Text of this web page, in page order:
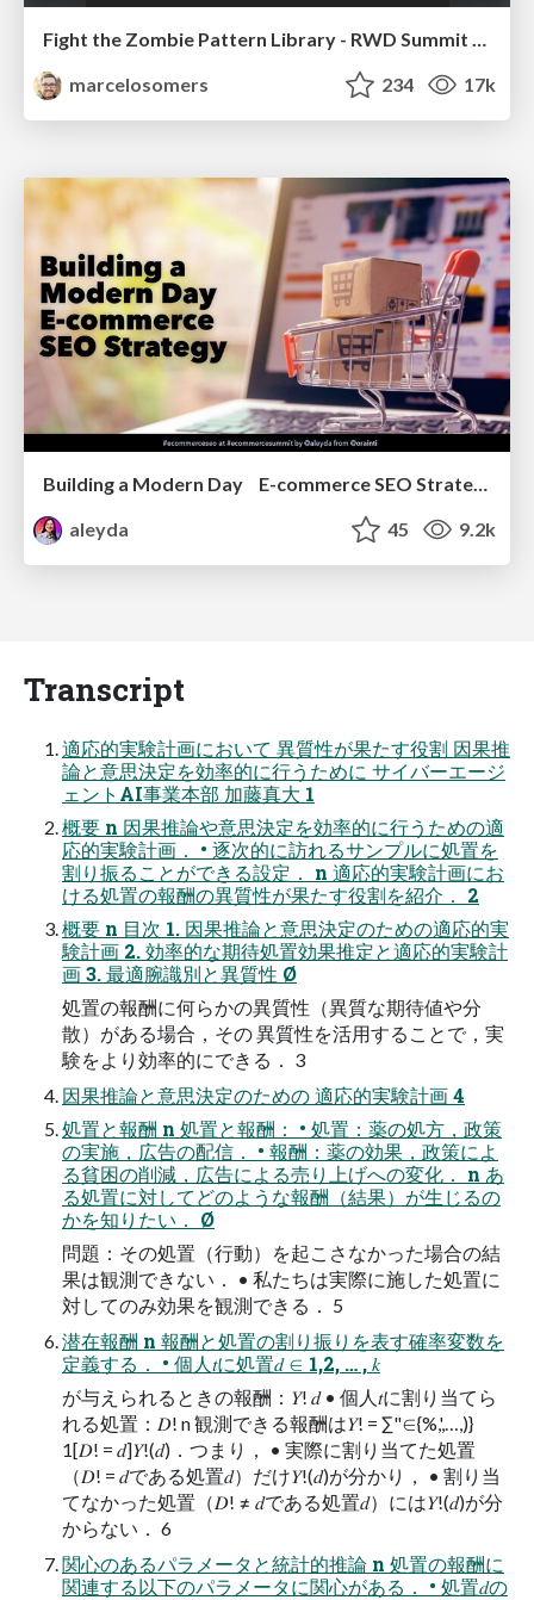
Fight the Zombie Pattern Library - RWD Summit 2016
marcelosomers
234 17k
aleyda
45 9.2k
Transcript
適応的実験計画において 異質性が果たす役割 因果推
論と意思決定を効率的に⾏うために サイバーエージ
ェントAI事業本部 加藤真大 1
概要 n 因果推論や意思決定を効率的に行うための適
応的実験計画． • 逐次的に訪れるサンプルに処置を
割り振ることができる設定． n 適応的実験計画にお
ける処置の報酬の異質性が果たす役割を紹介． 2
概要 n 目次 1. 因果推論と意思決定のための適応的実
験計画 2. 効率的な期待処置効果推定と適応的実験計
画 3. 最適腕識別と異質性 Ø
処置の報酬に何らかの異質性（異質な期待値や分
散）がある場合，その 異質性を活用することで，実
験をより効率的にできる． 3
因果推論と意思決定のための 適応的実験計画 4
処置と報酬 n 処置と報酬： • 処置：薬の処方，政策
の実施，広告の配信． • 報酬：薬の効果，政策によ
る貧困の削減，広告による売り上げへの変化． n あ
る処置に対してどのような報酬（結果）が生じるの
かを知りたい． Ø
問題：その処置（行動）を起こさなかった場合の結
果は観測できない． • 私たちは実際に施した処置に
対してのみ効果を観測できる． 5
潜在報酬 n 報酬と処置の割り振りを表す確率変数を
定義する． • 個人𝑡に処置𝑑 ∈ 1,2, … , 𝑘
が与えられるときの報酬：𝑌! 𝑑 • 個人𝑡に割り当てら
れる処置：𝐷! n 観測できる報酬は𝑌! = ∑"∈{%,',…,)}
1[𝐷! = 𝑑]𝑌!(𝑑)．つまり， • 実際に割り当てた処置
（𝐷! = 𝑑である処置𝑑）だけ𝑌!(𝑑)が分かり， • 割り当
てなかった処置（𝐷! ≠ 𝑑である処置𝑑）には𝑌!(𝑑)が分
からない． 6
関心のあるパラメータと統計的推論 n 処置の報酬に
関連する以下のパラメータに関心がある． • 処置𝑑の